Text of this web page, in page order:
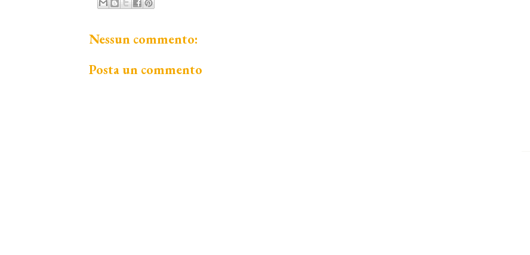
Nessun commento:
Posta un commento